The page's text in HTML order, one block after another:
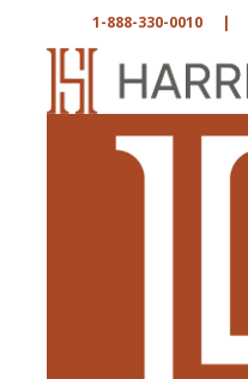
1-888-330-0010 |